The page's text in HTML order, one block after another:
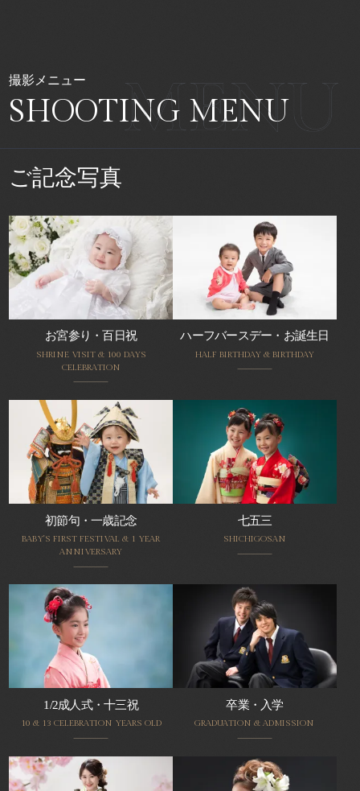
撮影メニュー
SHOOTING MENU
ご記念写真
お宮参り・百日祝
SHRINE VISIT & 100 DAYS
CELEBRATION
ハーフバースデー・お誕生日
HALF BIRTHDAY & BIRTHDAY
初節句・一歳記念
BABY'S FIRST FESTIVAL & 1 YEAR
ANNIVERSARY
七五三
SHICHIGOSAN
1/2成人式・十三祝
10 & 13 CELEBRATION YEARS OLD
卒業・入学
GRADUATION & ADMISSION